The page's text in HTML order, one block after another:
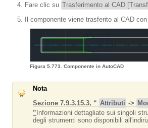
Fare clic su Trasferimento al CAD
Il componente viene trasferito al CAD
Figura 5.773. Componente in AutoCAD
Nota
Sezione 7.9.3.15.3, “ Attributi ->
” Informazioni dettagliate sui singoli
degli strumenti sono disponibili